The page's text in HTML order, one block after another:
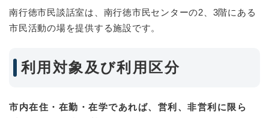
南行徳市民談話室は、南行徳市民センターの2、3階にある
市民活動の場を提供する施設です。
利用対象及び利用区分
市内在住・在勤・在学であれば、営利、非営利に限ら